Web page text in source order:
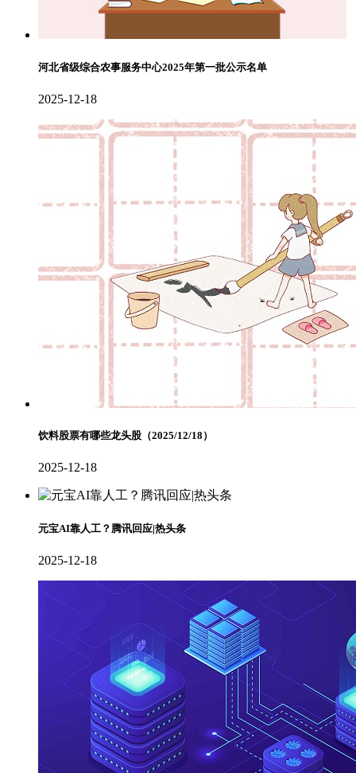
河北省级综合农事服务中心2025年第一批公示名单
2025-12-18
饮料股票有哪些龙头股（2025/12/18）
2025-12-18
元宝AI靠人工？腾讯回应|热头条
2025-12-18